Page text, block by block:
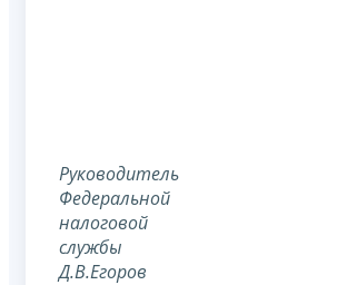
Руководитель
Федеральной
налоговой
службы
Д.В.Егоров